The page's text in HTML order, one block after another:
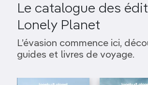
Le catalogue des
Lonely Planet
L’évasion commence ici,
guides et livres de voyage.